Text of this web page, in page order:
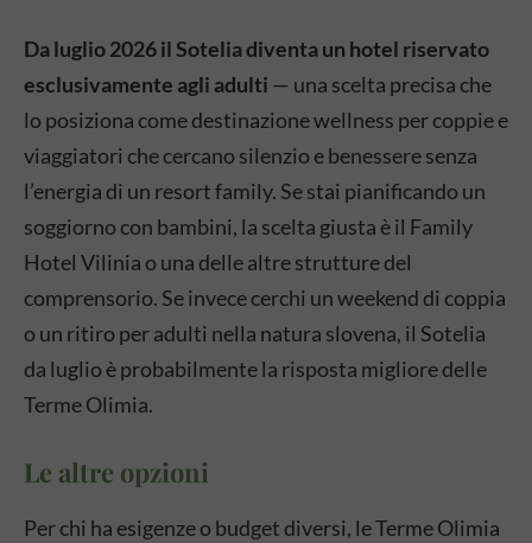
Da luglio 2026 il Sotelia diventa un hotel riservato
esclusivamente agli adulti — una scelta precisa che
lo posiziona come destinazione wellness per coppie e
viaggiatori che cercano silenzio e benessere senza
l’energia di un resort family. Se stai pianificando un
soggiorno con bambini, la scelta giusta è il Family
Hotel Vilinia o una delle altre strutture del
comprensorio. Se invece cerchi un weekend di coppia
o un ritiro per adulti nella natura slovena, il Sotelia
da luglio è probabilmente la risposta migliore delle
Terme Olimia.
Le altre opzioni
Per chi ha esigenze o budget diversi, le Terme Olimia